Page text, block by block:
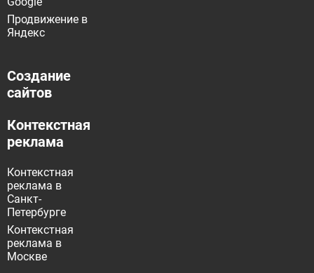
Продвижение в
Яндекс
Создание
сайтов
Контекстная
реклама
Контекстная
реклама в
Санкт-
Петербурге
Контекстная
реклама в
Москве